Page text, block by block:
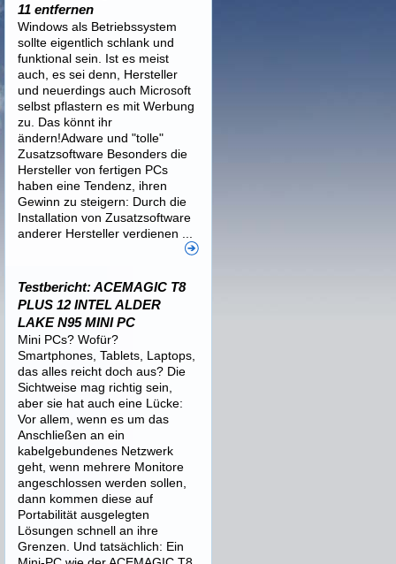
11 entfernen
Windows als Betriebssystem
sollte eigentlich schlank und
funktional sein. Ist es meist
auch, es sei denn, Hersteller
und neuerdings auch Microsoft
selbst pflastern es mit Werbung
zu. Das könnt ihr
ändern!Adware und "tolle"
Zusatzsoftware Besonders die
Hersteller von fertigen PCs
haben eine Tendenz, ihren
Gewinn zu steigern: Durch die
Installation von Zusatzsoftware
anderer Hersteller verdienen ...
Testbericht: ACEMAGIC T8
PLUS 12 INTEL ALDER
LAKE N95 MINI PC
Mini PCs? Wofür?
Smartphones, Tablets, Laptops,
das alles reicht doch aus? Die
Sichtweise mag richtig sein,
aber sie hat auch eine Lücke:
Vor allem, wenn es um das
Anschließen an ein
kabelgebundenes Netzwerk
geht, wenn mehrere Monitore
angeschlossen werden sollen,
dann kommen diese auf
Portabilität ausgelegten
Lösungen schnell an ihre
Grenzen. Und tatsächlich: Ein